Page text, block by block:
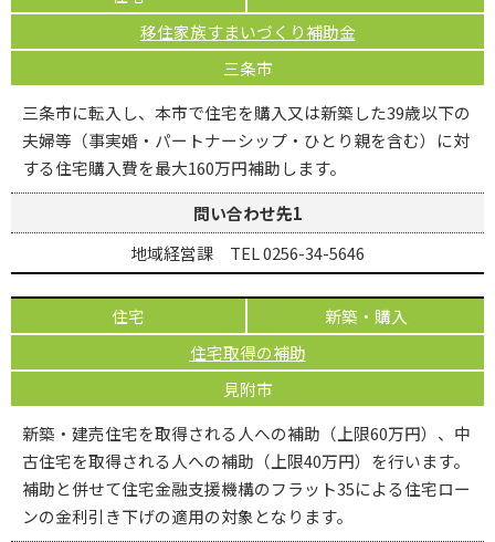
移住家族すまいづくり補助金
三条市
三条市に転入し、本市で住宅を購入又は新築した39歳以下の
夫婦等（事実婚・パートナーシップ・ひとり親を含む）に対
する住宅購入費を最大160万円補助します。
問い合わせ先1
地域経営課 TEL 0256-34-5646
住宅
新築・購入
住宅取得の補助
見附市
新築・建売住宅を取得される人への補助（上限60万円）、中
古住宅を取得される人への補助（上限40万円）を行います。
補助と併せて住宅金融支援機構のフラット35による住宅ロー
ンの金利引き下げの適用の対象となります。